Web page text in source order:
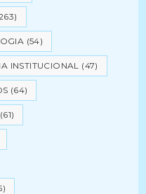
(54)
INSTITUCIONAL (47)
(64)
(61)